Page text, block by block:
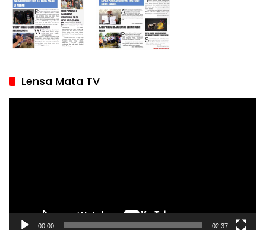
Lensa Mata TV
00:00 02:37